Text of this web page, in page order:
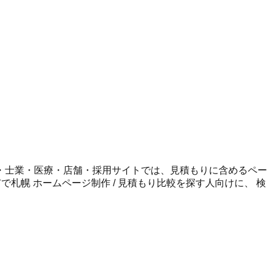
業・医療・店舗・採用サイトでは、見積もりに含めるペー
で札幌 ホームページ制作 / 見積もり比較を探す人向けに、 検